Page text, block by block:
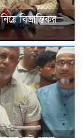
বিভ্রান্তিকর